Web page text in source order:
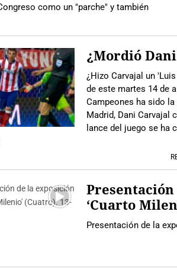
como un "parche" y también
¿Mordió
¿Hizo Carvajal un
de este martes 14 de
Campeones ha sido
Madrid, Dani Carvajal
lance del juego se ha
‘Cuarto
Presentación de la